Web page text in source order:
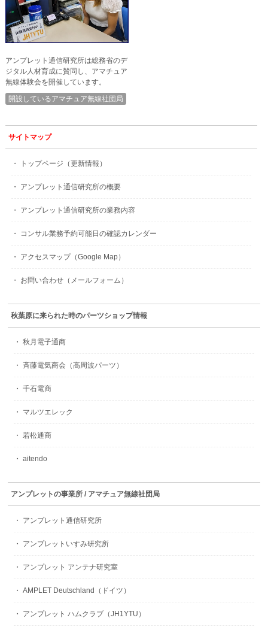
アンプレット通信研究所は総務省のデ
ジタル人材育成に賛同し、アマチュア
無線体験会を開催しています。
開設しているアマチュア無線社団局
サイトマップ
・ トップページ（更新情報）
・ アンプレット通信研究所の概要
・ アンプレット通信研究所の業務内容
・ コンサル業務予約可能日の確認カレンダー
・ アクセスマップ（Google Map）
・ お問い合わせ（メールフォーム）
秋葉原に来られた時のパーツショップ情報
・ 秋月電子通商
・ 斉藤電気商会（高周波パーツ）
・ 千石電商
・ マルツエレック
・ 若松通商
・ aitendo
アンプレットの事業所 / アマチュア無線社団局
・ アンプレット通信研究所
・ アンプレットいすみ研究所
・ アンプレット アンテナ研究室
・ AMPLET Deutschland（ドイツ）
・ アンプレット ハムクラブ（JH1YTU）